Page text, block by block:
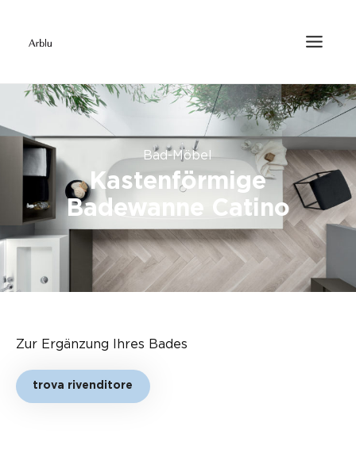
Bad-Möbel
Kastenförmige
Badewanne Catino
Zur Ergänzung Ihres Bades
trova rivenditore